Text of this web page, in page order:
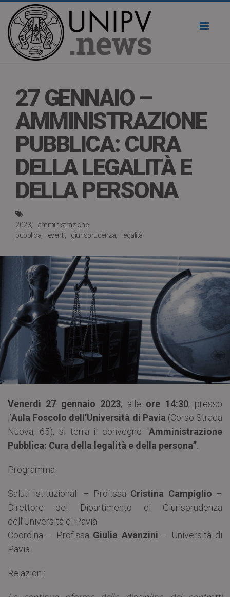
27 GENNAIO –
AMMINISTRAZIONE
PUBBLICA: CURA
DELLA LEGALITÀ E
DELLA PERSONA
2023
amministrazione
pubblica
eventi giurisprudenza legalità
Venerdì 27 gennaio 2023, alle ore 14:30, presso
l’Aula Foscolo dell’Università di Pavia (Corso Strada
Nuova, 65), si terrà il convegno “Amministrazione
Pubblica: Cura della legalità e della persona”
Programma
Saluti istituzionali – Prof.ssa Cristina Campiglio –
Direttore del Dipartimento di Giurisprudenza
dell’Università di Pavia
Coordina – Prof.ssa Giulia Avanzini – Università di
Pavia
Relazioni: